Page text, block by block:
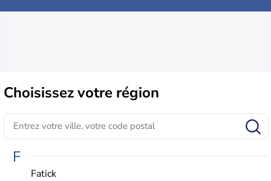
Choisissezvotre région
F
Fatick